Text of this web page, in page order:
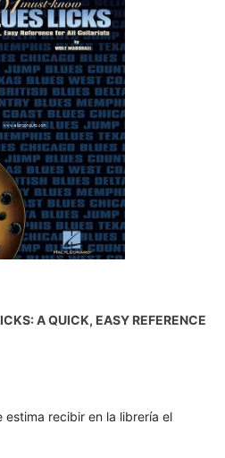
A QUICK, EASY REFERENCE
estima recibir en la librería el